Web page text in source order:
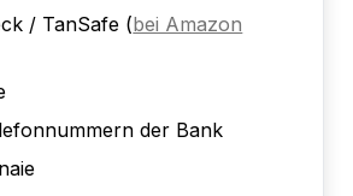
/ TanSafe (bei Amazon
der Bank